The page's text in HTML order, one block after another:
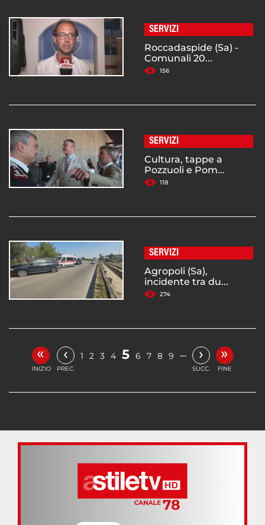
SERVIZI
Roccadaspide (Sa) -
Comunali 20...
156
SERVIZI
Cultura, tappe a
Pozzuoli e Pom...
118
SERVIZI
Agropoli (Sa),
incidente tra du...
274
«
INIZIO
‹
PREC.
1 2 3 4 5 6 7 8 9 … ›
SUCC.
»
FINE